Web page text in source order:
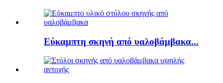
Εύκαμπτη σκηνή από υαλοβάμβακα...